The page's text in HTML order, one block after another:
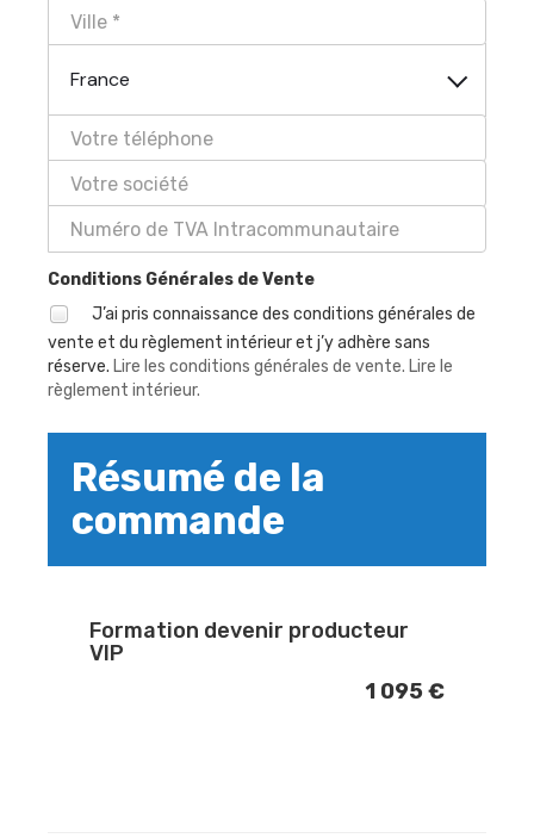
France
Conditions Générales de Vente
J’ai pris connaissance des conditions générales de
vente et du règlement intérieur et j’y adhère sans
réserve. Lire les conditions générales de vente. Lire le
règlement intérieur.
Résumé de la
commande
Formation devenir producteur
VIP
1 095 €